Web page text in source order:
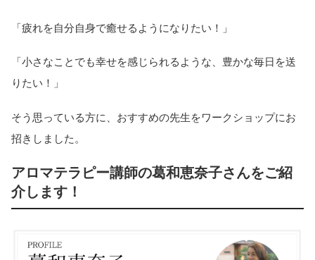
「疲れを自分自身で癒せるようになりたい！」
「小さなことでも幸せを感じられるような、豊かな毎日を送
りたい！」
そう思っている方に、おすすめの先生をワークショップにお
招きしました。
アロマテラピー講師の葛和恵奈子さんをご紹
介します！